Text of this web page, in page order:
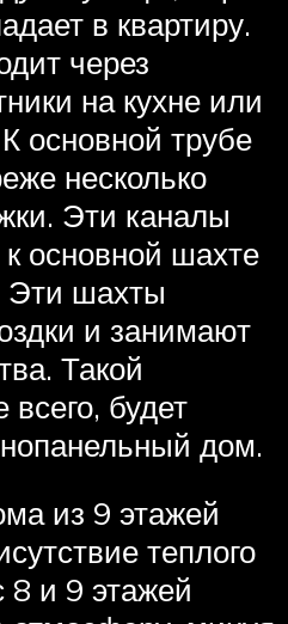
в квартиру.
через
на кухне или
основной трубе
несколько
Эти каналы
основной шахте
Эти шахты
и занимают
Такой
всего, будет
дом.
из 9 этажей
теплого
8 и 9 этажей